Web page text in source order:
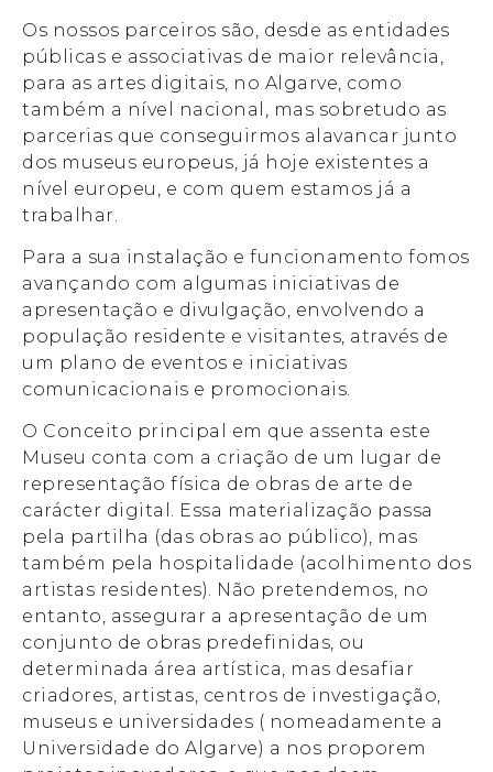
Os nossos parceiros são, desde as entidades
públicas e associativas de maior relevância,
para as artes digitais, no Algarve, como
também a nível nacional, mas sobretudo as
parcerias que conseguirmos alavancar junto
dos museus europeus, já hoje existentes a
nível europeu, e com quem estamos já a
trabalhar.
Para a sua instalação e funcionamento fomos
avançando com algumas iniciativas de
apresentação e divulgação, envolvendo a
população residente e visitantes, através de
um plano de eventos e iniciativas
comunicacionais e promocionais.
O Conceito principal em que assenta este
Museu conta com a criação de um lugar de
representação física de obras de arte de
carácter digital. Essa materialização passa
pela partilha (das obras ao público), mas
também pela hospitalidade (acolhimento dos
artistas residentes). Não pretendemos, no
entanto, assegurar a apresentação de um
conjunto de obras predefinidas, ou
determinada área artística, mas desafiar
criadores, artistas, centros de investigação,
museus e universidades ( nomeadamente a
Universidade do Algarve) a nos proporem